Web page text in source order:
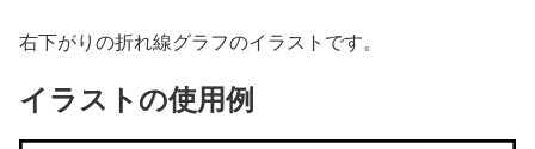
右下がりの折れ線グラフのイラストです。
イラストの使用例